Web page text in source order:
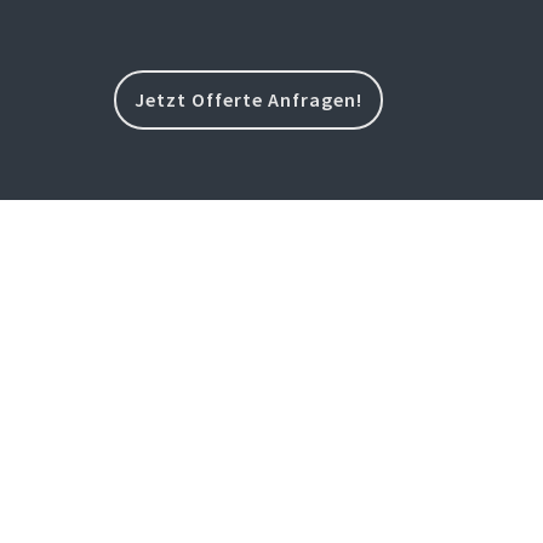
Jetzt Offerte Anfragen!